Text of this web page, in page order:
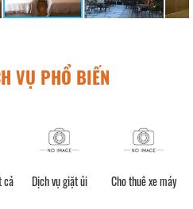
VỤ PHỔ BIẾN
cả
Dịch vụ giặt ủi Cho thuê xe máy